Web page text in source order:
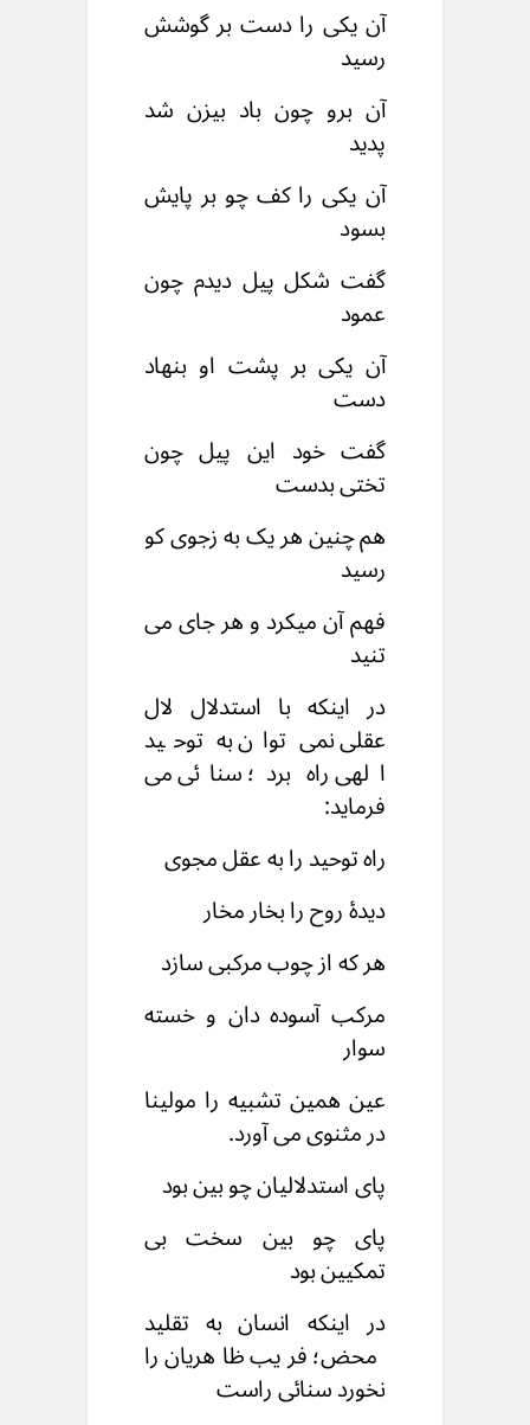
آن یکی را دست بر گوشش
رسید
آن برو چون باد بیزن شد
پدید
آن یکی را کف چو بر پایش
بسود
گفت شکل پیل دیدم چون
عمود
آن یکی بر پشت او بنهاد
دست
گفت خود این پیل چون
تختی بدست
هم چنین هر یک به زجوی کو
رسید
فهم آن میکرد و هر جای می
تنید
در اینکه با استدلال لال
عقلی نمی توان به توحید
الهی راه برد؛ سنائی می
فرماید:
راه توحید را به عقل مجوی
دیدۀ روح را بخار مخار
هر که از چوب مرکبی سازد
مرکب آسوده دان و خسته
سوار
عین همین تشبیه را مولینا
در مثنوی می آورد.
پای استدلالیان چو بین بود
پای چو بین سخت بی
تمکیین بود
در اینکه انسان به تقلید
محض؛ فریب ظاهریان را
نخورد سنائی راست